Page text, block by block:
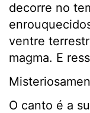
decorre no
ventre
magma. E
O canto é a